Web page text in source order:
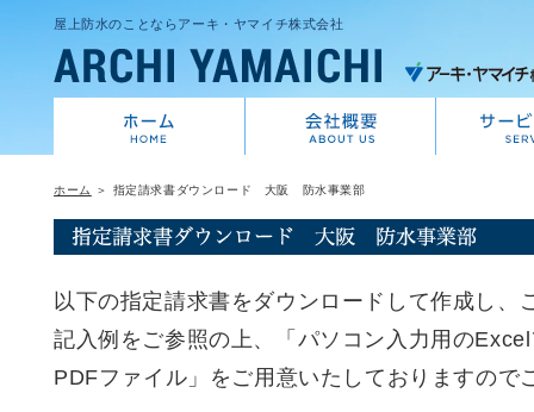
屋上防水のことならアーキ・ヤマイチ株式会社
ホーム ＞ 指定請求書ダウンロード 大阪 防水事業部
以下の指定請求書をダウンロードして作成し、
記入例をご参照の上、「パソコン入力用の
PDFファイル」をご用意いたしておりますので